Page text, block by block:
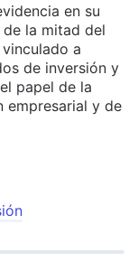
en su
la mitad del
a
de inversión y
papel de la
empresarial y de